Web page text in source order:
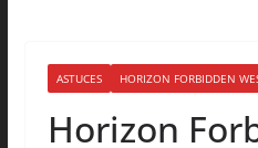
ASTUCES HORIZON FORBIDDEN
Horizon